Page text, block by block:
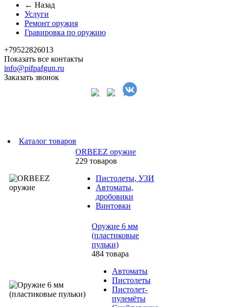
← Назад
Услуги
Ремонт оружия
Гравировка по оружию
+79522826013
Показать все контакты
info@pifpafgun.ru
Заказать звонок
Каталог товаров
ORBEEZ оружие
229 товаров
Пистолеты, УЗИ
Автоматы,
дробовики
Винтовки
Оружие 6 мм
(пластиковые
пульки)
484 товара
Автоматы
Пистолеты
Пистолет-
пулемёты